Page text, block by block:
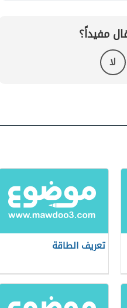
مفيداً؟
لا
تعريف الطاقة